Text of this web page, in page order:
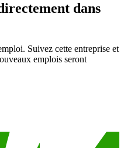
dans
Suivez cette entreprise et
emplois seront